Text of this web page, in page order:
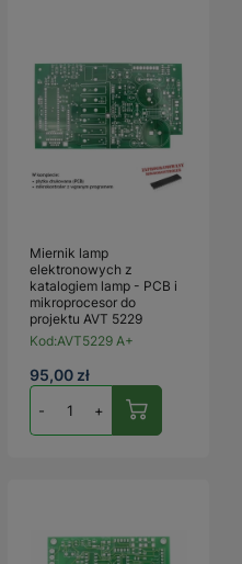
Miernik lamp
elektronowych z
katalogiem lamp - PCB i
mikroprocesor do
projektu AVT 5229
Kod:AVT5229 A+
95,00 zł
- +